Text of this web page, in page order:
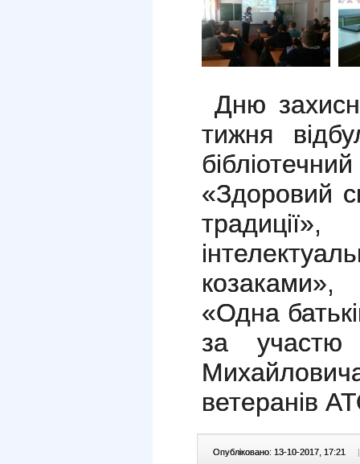
Дню
тижня
«Здоровий
«Одна
за участю
ветеранів
Опубліковано: 13-10-2017, 17:21 |